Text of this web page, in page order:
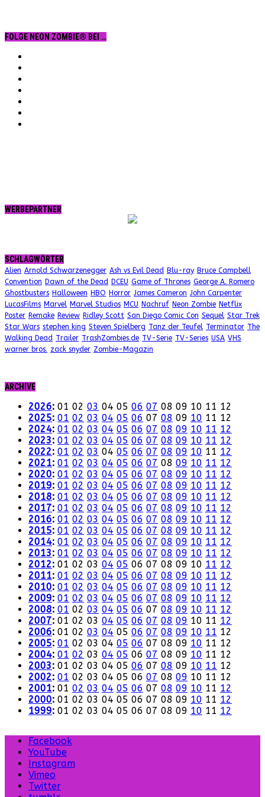
FOLGE NEON ZOMBIE® BEI …
WERBEPARTNER
SCHLAGWÖRTER
Alien Arnold Schwarzenegger Ash vs Evil Dead Blu-ray Bruce Campbell
Convention Dawn of the Dead DCEU Game of Thrones George A. Romero
Ghostbusters Halloween HBO Horror James Cameron John Carpenter
LucasFilms Marvel Marvel Studios MCU Nachruf Neon Zombie Netflix
Poster Remake Review Ridley Scott San Diego Comic Con Sequel Star Trek
Star Wars stephen king Steven Spielberg Tanz der Teufel Terminator The
Walking Dead Trailer TrashZombies.de TV-Serie TV-Series USA VHS
warner bros. zack snyder Zombie-Magazin
ARCHIVE
2026: 01 02 03 04 05 06 07 08 09 10 11 12
2025: 01 02 03 04 05 06 07 08 09 10 11 12
2024: 01 02 03 04 05 06 07 08 09 10 11 12
2023: 01 02 03 04 05 06 07 08 09 10 11 12
2022: 01 02 03 04 05 06 07 08 09 10 11 12
2021: 01 02 03 04 05 06 07 08 09 10 11 12
2020: 01 02 03 04 05 06 07 08 09 10 11 12
2019: 01 02 03 04 05 06 07 08 09 10 11 12
2018: 01 02 03 04 05 06 07 08 09 10 11 12
2017: 01 02 03 04 05 06 07 08 09 10 11 12
2016: 01 02 03 04 05 06 07 08 09 10 11 12
2015: 01 02 03 04 05 06 07 08 09 10 11 12
2014: 01 02 03 04 05 06 07 08 09 10 11 12
2013: 01 02 03 04 05 06 07 08 09 10 11 12
2012: 01 02 03 04 05 06 07 08 09 10 11 12
2011: 01 02 03 04 05 06 07 08 09 10 11 12
2010: 01 02 03 04 05 06 07 08 09 10 11 12
2009: 01 02 03 04 05 06 07 08 09 10 11 12
2008: 01 02 03 04 05 06 07 08 09 10 11 12
2007: 01 02 03 04 05 06 07 08 09 10 11 12
2006: 01 02 03 04 05 06 07 08 09 10 11 12
2005: 01 02 03 04 05 06 07 08 09 10 11 12
2004: 01 02 03 04 05 06 07 08 09 10 11 12
2003: 01 02 03 04 05 06 07 08 09 10 11 12
2002: 01 02 03 04 05 06 07 08 09 10 11 12
2001: 01 02 03 04 05 06 07 08 09 10 11 12
2000: 01 02 03 04 05 06 07 08 09 10 11 12
1999: 01 02 03 04 05 06 07 08 09 10 11 12
Facebook
YouTube
Instagram
Vimeo
Twitter